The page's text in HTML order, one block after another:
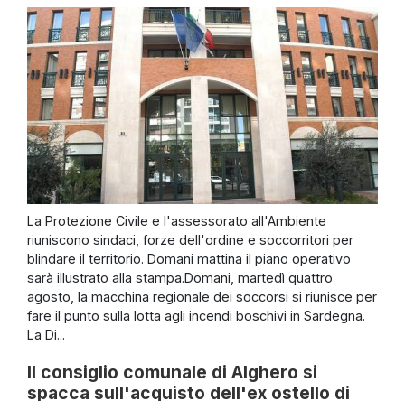
La Protezione Civile e l'assessorato all'Ambiente
riuniscono sindaci, forze dell'ordine e soccorritori per
blindare il territorio. Domani mattina il piano operativo
sarà illustrato alla stampa.Domani, martedì quattro
agosto, la macchina regionale dei soccorsi si riunisce per
fare il punto sulla lotta agli incendi boschivi in Sardegna.
La Di...
Il consiglio comunale di Alghero si
spacca sull'acquisto dell'ex ostello di